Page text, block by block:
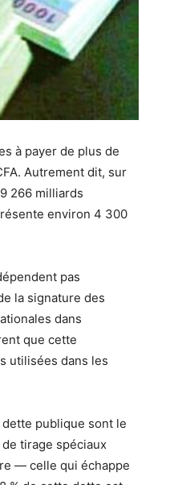
à payer de plus de
Autrement dit, sur
266 milliards
environ 4 300
pas
la signature des
dans
que cette
utilisées dans les
publique sont le
de tirage spéciaux
— celle qui échappe